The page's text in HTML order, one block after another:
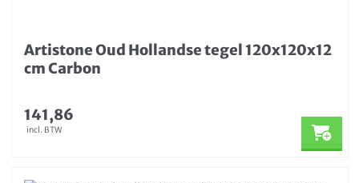
Artistone Oud Hollandse tegel 120x120x12
cm Carbon
141,86
incl. BTW